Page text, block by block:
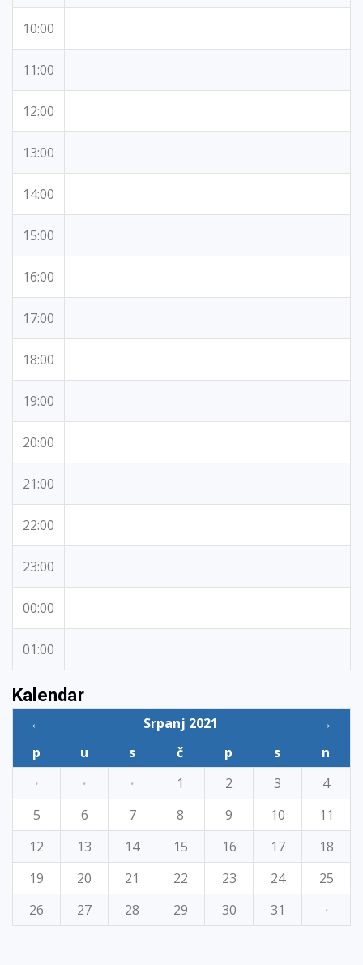
10:00
11:00
12:00
13:00
14:00
15:00
16:00
17:00
18:00
19:00
20:00
21:00
22:00
23:00
00:00
01:00
Kalendar
← Srpanj 2021
→
p
u s č p s
n
·
· · 1 2 3
4
5
6 7 8 9 10
11
12
13 14 15 16 17
18
19
20 21 22 23 24
25
26
27 28 29 30 31 ·